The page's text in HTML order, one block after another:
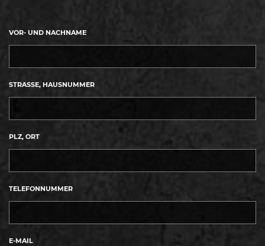
VOR- UND NACHNAME
STRASSE, HAUSNUMMER
PLZ, ORT
TELEFONNUMMER
E-MAIL